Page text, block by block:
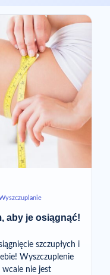
aby je osiągnąć!
szczupłych i
Wyszczuplenie
wcale nie jest